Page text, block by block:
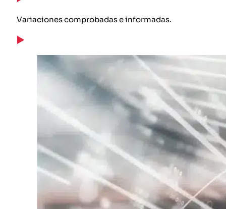
Variaciones comprobadas e informadas.